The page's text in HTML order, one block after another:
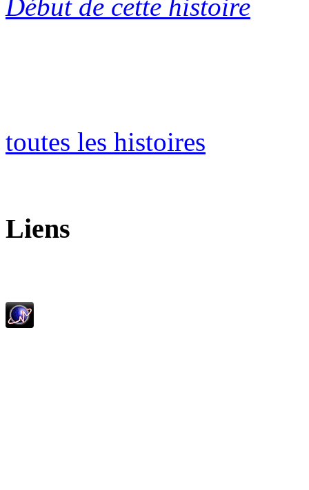
Début de cette histoire
toutes les histoires
Liens